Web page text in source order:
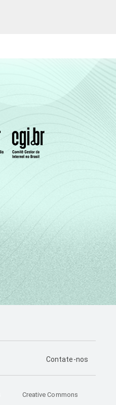
PÁGINA DE
Contate-nos
Creative Commons